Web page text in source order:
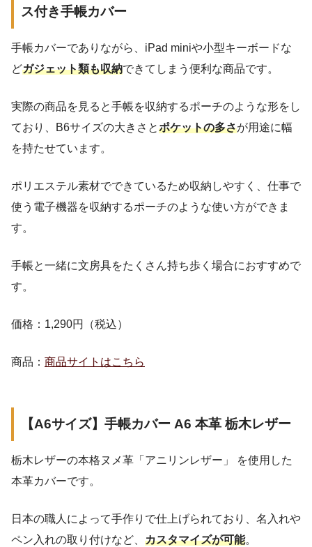
ス付き手帳カバー
手帳カバーでありながら、iPad miniや小型キーボードな
どガジェット類も収納できてしまう便利な商品です。
実際の商品を見ると手帳を収納するポーチのような形をし
ており、B6サイズの大きさとポケットの多さが用途に幅
を持たせています。
ポリエステル素材でできているため収納しやすく、仕事で
使う電子機器を収納するポーチのような使い方ができま
す。
手帳と一緒に文房具をたくさん持ち歩く場合におすすめで
す。
価格：1,290円（税込）
商品： 商品サイトはこちら
【A6サイズ】手帳カバー A6 本革 栃木レザー
栃木レザーの本格ヌメ革「アニリンレザー」 を使用した
本革カバーです。
日本の職人によって手作りで仕上げられており、名入れや
ペン入れの取り付けなど、 カスタマイズが可能。